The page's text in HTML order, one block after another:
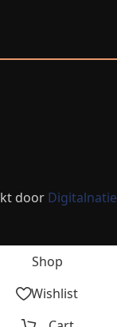
door Digitalnatie
Shop
Wishlist